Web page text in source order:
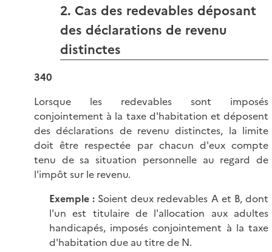
2. Cas des redevables déposant
des déclarations de revenu
distinctes
340
Lorsque les redevables sont imposés
conjointement à la taxe d'habitation et déposent
des déclarations de revenu distinctes, la limite
doit être respectée par chacun d'eux compte
tenu de sa situation personnelle au regard de
l'impôt sur le revenu.
Exemple :Soient deux redevables A et B, dont
l'un est titulaire de l'allocation aux adultes
handicapés, imposés conjointement à la taxe
d'habitation due au titre de N.